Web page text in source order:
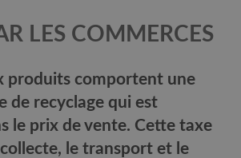
LES COMMERCES
produits comportent une
de recyclage qui est
le prix de vente. Cette taxe
le transport et le